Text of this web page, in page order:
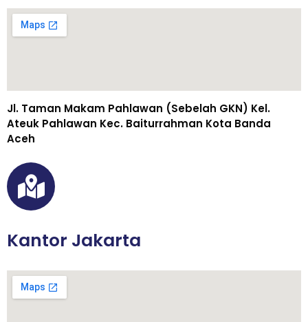
Jl. Taman Makam Pahlawan (Sebelah GKN) Kel.
Ateuk Pahlawan Kec. Baiturrahman Kota Banda
Aceh
Kantor Jakarta